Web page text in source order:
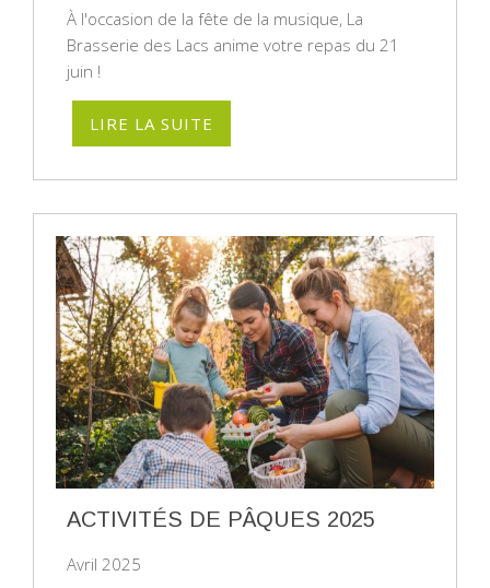
À l'occasion de la fête de la musique, La
Brasserie des Lacs anime votre repas du 21
juin !
LIRE LA SUITE
ACTIVITÉS DE PÂQUES 2025
Avril 2025